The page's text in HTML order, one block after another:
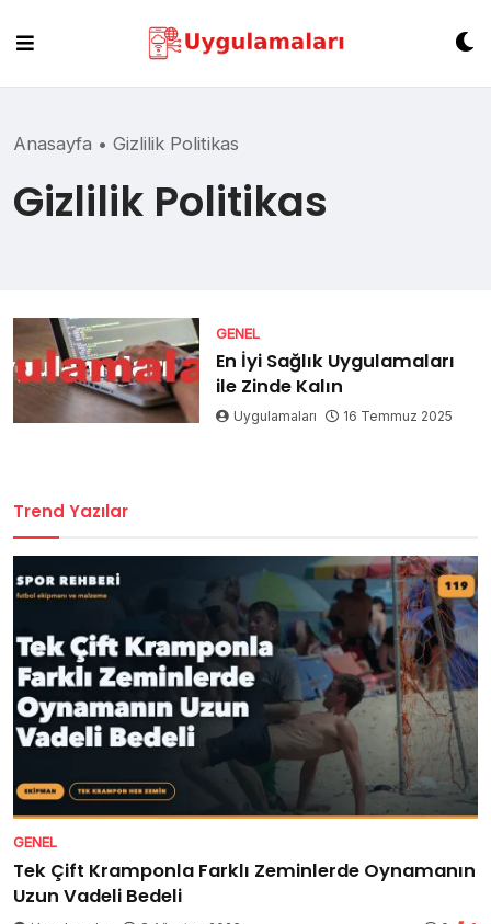
content
Anasayfa • Gizlilik Politikas
Gizlilik Politikas
GENEL
En İyi Sağlık Uygulamaları
ile Zinde Kalın
Uygulamaları 16 Temmuz 2025
Trend Yazılar
GENEL
Tek Çift Kramponla Farklı Zeminlerde Oynamanın
Uzun Vadeli Bedeli